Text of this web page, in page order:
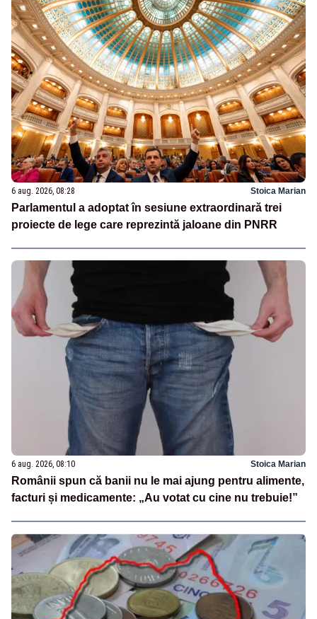
6 aug. 2026, 08:28 Stoica Marian
Parlamentul a adoptat în sesiune extraordinară trei
proiecte de lege care reprezintă jaloane din PNRR
6 aug. 2026, 08:10 Stoica Marian
Românii spun că banii nu le mai ajung pentru alimente,
facturi și medicamente: „Au votat cu cine nu trebuie!”